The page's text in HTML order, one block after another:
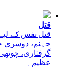
قتل
قتل نفس کے
جہنم، دوسری
گرفتاری،
عظیم۔